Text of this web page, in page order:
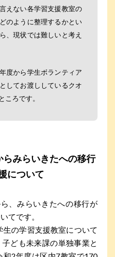
えない各学習支援教室の
のように整理するかとい
、現状では難しいと考え
度から学生ボランティア
してお渡ししているクオ
ころです。
らみらいきたへの移行
について
、みらいきたへの移行が
てです。
の学習支援教室について
ども未来課の単独事業と